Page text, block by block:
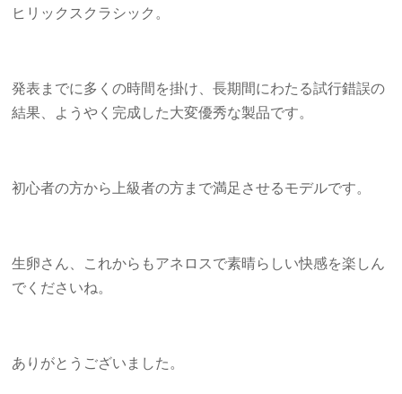
ヒリックスクラシック。
発表までに多くの時間を掛け、長期間にわたる試行錯誤の
結果、ようやく完成した大変優秀な製品です。
初心者の方から上級者の方まで満足させるモデルです。
生卵さん、これからもアネロスで素晴らしい快感を楽しん
でくださいね。
ありがとうございました。